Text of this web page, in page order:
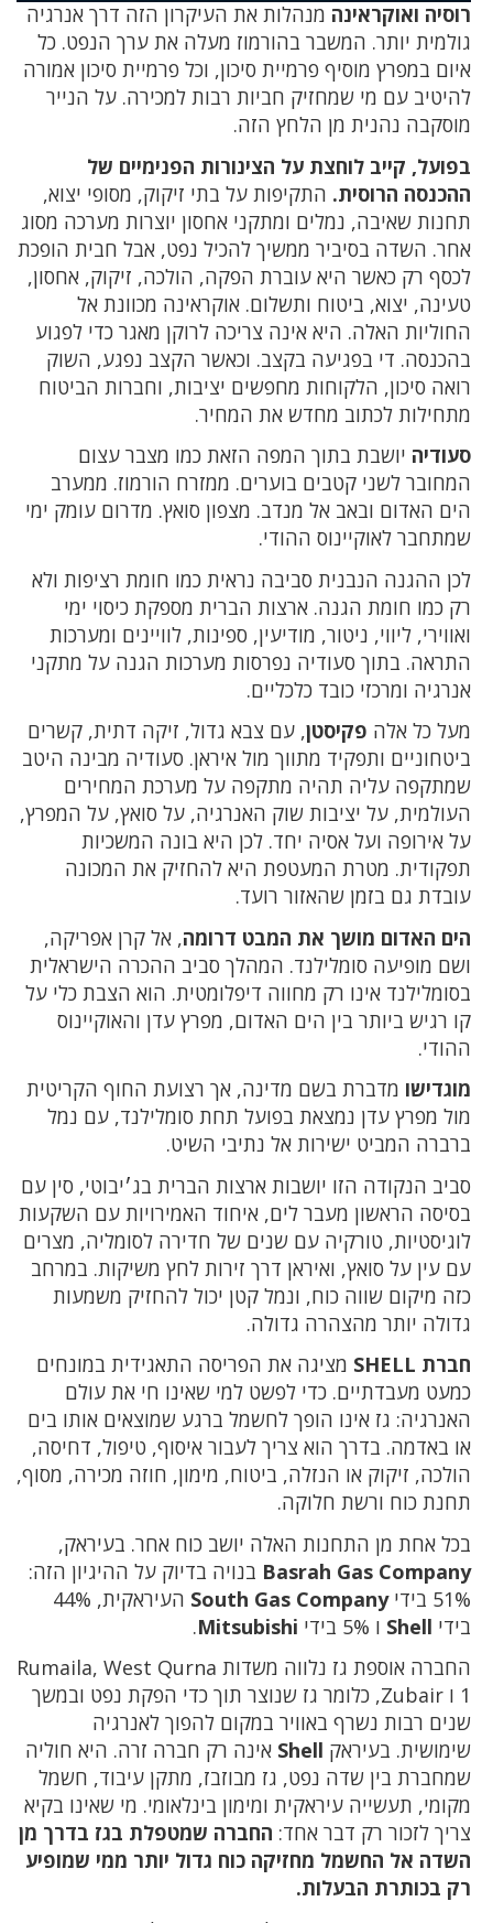
רוסיה ואוקראינה מנהלות את העיקרון הזה דרך אנרגיה
גולמית יותר. המשבר בהורמוז מעלה את ערך הנפט. כל
איום במפרץ מוסיף פרמיית סיכון, וכל פרמיית סיכון אמורה
להיטיב עם מי שמחזיק חביות רבות למכירה. על הנייר
מוסקבה נהנית מן הלחץ הזה.
בפועל, קייב לוחצת על הצינורות הפנימיים של
ההכנסה הרוסית. התקיפות על בתי זיקוק, מסופי יצוא,
תחנות שאיבה, נמלים ומתקני אחסון יוצרות מערכה מסוג
אחר. השדה בסיביר ממשיך להכיל נפט, אבל חבית הופכת
לכסף רק כאשר היא עוברת הפקה, הולכה, זיקוק, אחסון,
טעינה, יצוא, ביטוח ותשלום. אוקראינה מכוונת אל
החוליות האלה. היא אינה צריכה לרוקן מאגר כדי לפגוע
בהכנסה. די בפגיעה בקצב. וכאשר הקצב נפגע, השוק
רואה סיכון, הלקוחות מחפשים יציבות, וחברות הביטוח
מתחילות לכתוב מחדש את המחיר.
סעודיה יושבת בתוך המפה הזאת כמו מצבר עצום
המחובר לשני קטבים בוערים. ממזרח הורמוז. ממערב
הים האדום ובאב אל מנדב. מצפון סואץ. מדרום עומק ימי
שמתחבר לאוקיינוס ההודי.
לכן ההגנה הנבנית סביבה נראית כמו חומת רציפות ולא
רק כמו חומת הגנה. ארצות הברית מספקת כיסוי ימי
ואווירי, ליווי, ניטור, מודיעין, ספינות, לוויינים ומערכות
התראה. בתוך סעודיה נפרסות מערכות הגנה על מתקני
אנרגיה ומרכזי כובד כלכליים.
מעל כל אלה פקיסטן, עם צבא גדול, זיקה דתית, קשרים
ביטחוניים ותפקיד מתווך מול איראן. סעודיה מבינה היטב
שמתקפה עליה תהיה מתקפה על מערכת המחירים
העולמית, על יציבות שוק האנרגיה, על סואץ, על המפרץ,
על אירופה ועל אסיה יחד. לכן היא בונה המשכיות
תפקודית. מטרת המעטפת היא להחזיק את המכונה
עובדת גם בזמן שהאזור רועד.
הים האדום מושך את המבט דרומה, אל קרן אפריקה,
ושם מופיעה סומלילנד. המהלך סביב ההכרה הישראלית
בסומלילנד אינו רק מחווה דיפלומטית. הוא הצבת כלי על
קו רגיש ביותר בין הים האדום, מפרץ עדן והאוקיינוס
ההודי.
מוגדישו מדברת בשם מדינה, אך רצועת החוף הקריטית
מול מפרץ עדן נמצאת בפועל תחת סומלילנד, עם נמל
ברברה המביט ישירות אל נתיבי השיט.
סביב הנקודה הזו יושבות ארצות הברית בג׳יבוטי, סין עם
בסיסה הראשון מעבר לים, איחוד האמירויות עם השקעות
לוגיסטיות, טורקיה עם שנים של חדירה לסומליה, מצרים
עם עין על סואץ, ואיראן דרך זירות לחץ משיקות. במרחב
כזה מיקום שווה כוח, ונמל קטן יכול להחזיק משמעות
גדולה יותר מהצהרה גדולה.
חברת SHELL
מציגה את הפריסה התאגידית במונחים
כמעט מעבדתיים. כדי לפשט למי שאינו חי את עולם
האנרגיה: גז אינו הופך לחשמל ברגע שמוצאים אותו בים
או באדמה. בדרך הוא צריך לעבור איסוף, טיפול, דחיסה,
הולכה, זיקוק או הנזלה, ביטוח, מימון, חוזה מכירה, מסוף,
תחנת כוח ורשת חלוקה.
בכל אחת מן התחנות האלה יושב כוח אחר. בעיראק,
Basrah Gas Company בנויה בדיוק על ההיגיון הזה:
51% בידי
South Gas Company
העיראקית, 44%
בידי Shell ו 5% בידי Mitsubishi
.
החברה אוספת גז נלווה משדות Rumaila, West Qurna
1 ו Zubair, כלומר גז שנוצר תוך כדי הפקת נפט ובמשך
שנים רבות נשרף באוויר במקום להפוך לאנרגיה
שימושית. בעיראק Shell אינה רק חברה זרה. היא חוליה
שמחברת בין שדה נפט, גז מבוזבז, מתקן עיבוד, חשמל
מקומי, תעשייה עיראקית ומימון בינלאומי. מי שאינו בקיא
צריך לזכור רק דבר אחד: החברה שמטפלת בגז בדרך מן
השדה אל החשמל מחזיקה כוח גדול יותר ממי שמופיע
רק בכותרת הבעלות.